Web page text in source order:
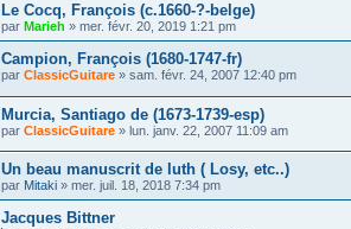
Le Cocq, François (c.1660-?-belge)
par Marieh » mer. févr. 20, 2019 1:21 pm
Campion, François (1680-1747-fr)
par ClassicGuitare » sam. févr. 24, 2007 12:40 pm
Murcia, Santiago de (1673-1739-esp)
par ClassicGuitare » lun. janv. 22, 2007 11:09 am
Un beau manuscrit de luth ( Losy, etc..)
par Mitaki » mer. juil. 18, 2018 7:34 pm
Jacques Bittner